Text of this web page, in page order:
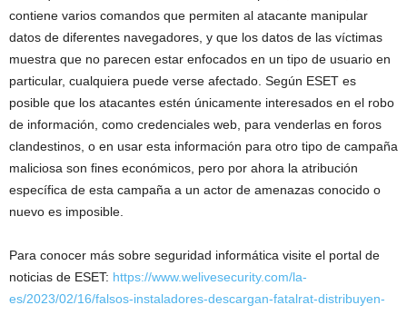
contiene varios comandos que permiten al atacante manipular
datos de diferentes navegadores, y que los datos de las víctimas
muestra que no parecen estar enfocados en un tipo de usuario en
particular, cualquiera puede verse afectado. Según ESET es
posible que los atacantes estén únicamente interesados ​​en el robo
de información, como credenciales web, para venderlas en foros
clandestinos, o en usar esta información para otro tipo de campaña
maliciosa son fines económicos, pero por ahora la atribución
específica de esta campaña a un actor de amenazas conocido o
nuevo es imposible.
Para conocer más sobre seguridad informática visite el portal de
noticias de ESET: https://www.welivesecurity.com/la-
es/2023/02/16/falsos-instaladores-descargan-fatalrat-distribuyen-